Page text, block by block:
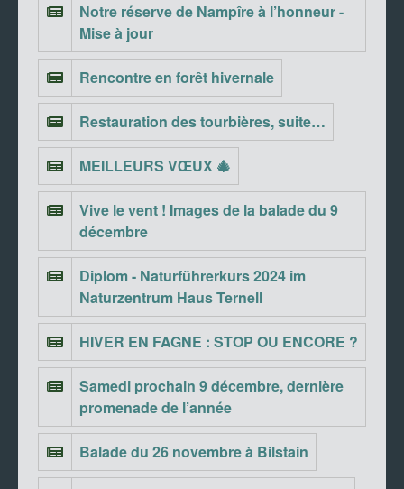
Notre réserve de Nampîre à l’honneur -
Mise à jour
Rencontre en forêt hivernale
Restauration des tourbières, suite…
MEILLEURS VŒUX 🎄
Vive le vent ! Images de la balade du 9
décembre
Diplom - Naturführerkurs 2024 im
Naturzentrum Haus Ternell
HIVER EN FAGNE : STOP OU ENCORE ?
Samedi prochain 9 décembre, dernière
promenade de l’année
Balade du 26 novembre à Bilstain